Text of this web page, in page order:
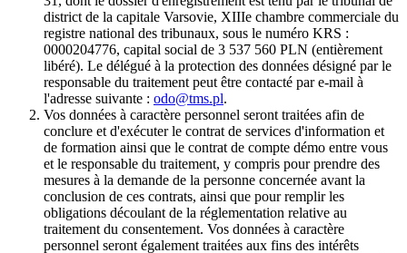
district de la capitale Varsovie, XIIIe chambre commerciale du
registre national des tribunaux, sous le numéro KRS :
0000204776, capital social de 3 537 560 PLN (entièrement
libéré). Le délégué à la protection des données désigné par le
responsable du traitement peut être contacté par e-mail à
l'adresse suivante : odo@tms.pl.
Vos données à caractère personnel seront traitées afin de
conclure et d'exécuter le contrat de services d'information et
de formation ainsi que le contrat de compte démo entre vous
et le responsable du traitement, y compris pour prendre des
mesures à la demande de la personne concernée avant la
conclusion de ces contrats, ainsi que pour remplir les
obligations découlant de la réglementation relative au
traitement du consentement. Vos données à caractère
personnel seront également traitées aux fins des intérêts